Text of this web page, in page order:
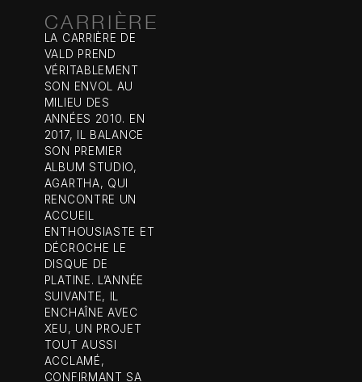
CARRIÈRE
LA CARRIÈRE DE
VALD PREND
VÉRITABLEMENT
SON ENVOL AU
MILIEU DES
ANNÉES 2010. EN
2017, IL BALANCE
SON PREMIER
ALBUM STUDIO,
AGARTHA, QUI
RENCONTRE UN
ACCUEIL
ENTHOUSIASTE ET
DÉCROCHE LE
DISQUE DE
PLATINE. L’ANNÉE
SUIVANTE, IL
ENCHAÎNE AVEC
XEU, UN PROJET
TOUT AUSSI
ACCLAMÉ,
CONFIRMANT SA